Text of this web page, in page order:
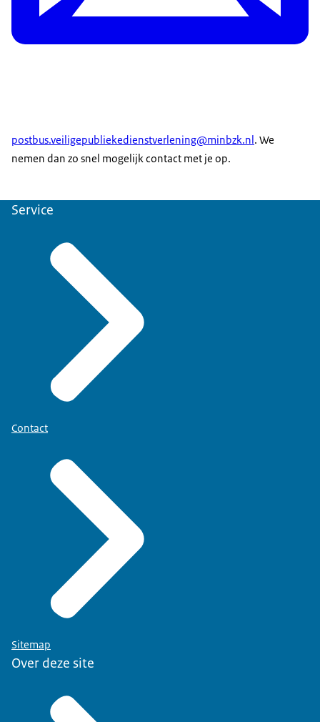
postbus.veiligepubliekedienstverlening@minbzk.nl . We
nemen dan zo snel mogelijk contact met je op.
Service
Contact
Sitemap
Over deze site